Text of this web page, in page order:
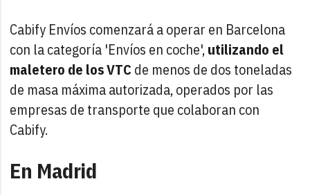
Cabify Envíos comenzará a operar en Barcelona
con la categoría 'Envíos en coche',utilizando el
maletero de los VTC de menos de dos toneladas
de masa máxima autorizada, operados por las
empresas de transporte que colaboran con
Cabify.
En Madrid